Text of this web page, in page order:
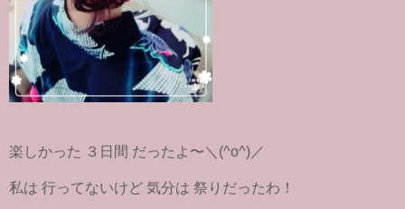
楽しかった ３日間 だったよ〜＼(^o^)／
私は 行ってないけど 気分は 祭りだったわ！